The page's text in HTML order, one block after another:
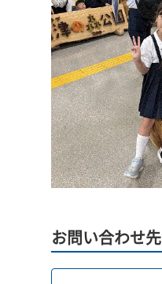
お問い合わせ先